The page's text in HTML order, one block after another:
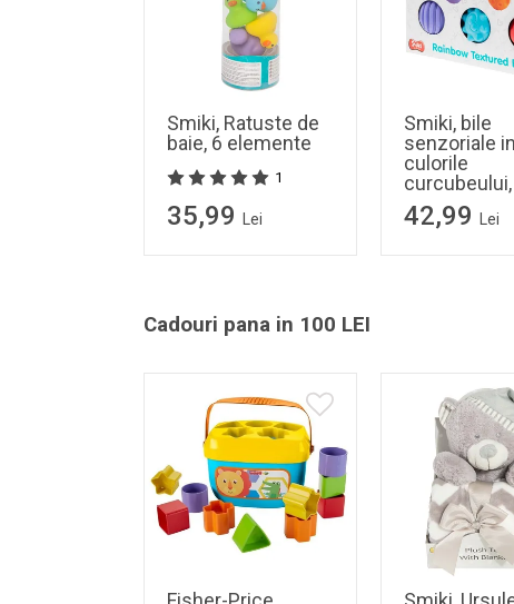
Smiki, Ratuste de
baie, 6 elemente
1
35,99 Lei
Smiki, bile
senzoriale in
culorile
42,99 Lei
Cadouri pana in 100 LEI